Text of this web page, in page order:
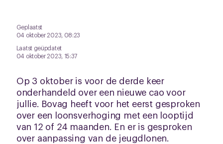
Geplaatst
04 oktober 2023, 08:23
Laatst geüpdatet
04 oktober 2023, 15:37
Op 3 oktober is voor de derde keer
onderhandeld over een nieuwe cao voor
jullie. Bovag heeft voor het eerst gesproken
over een loonsverhoging met een looptijd
van 12 of 24 maanden. En er is gesproken
over aanpassing van de jeugdlonen.